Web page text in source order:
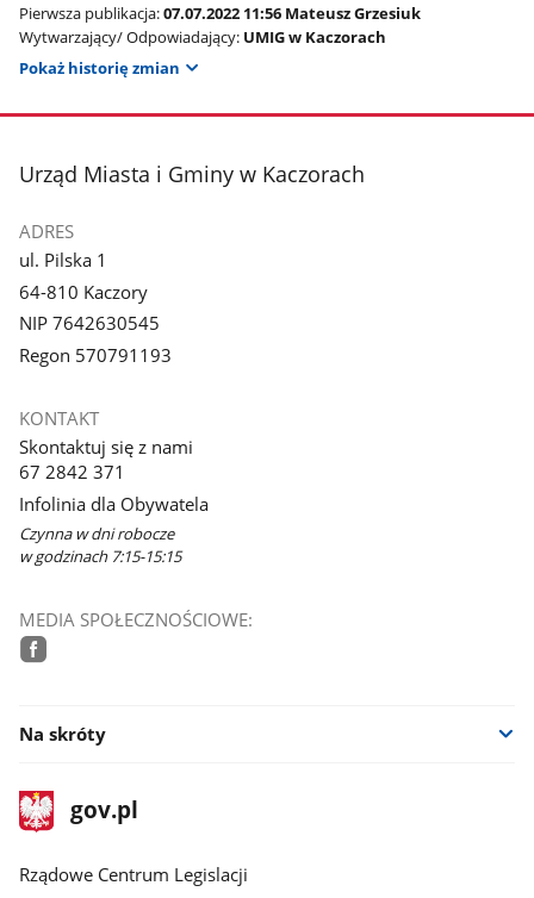
Pierwsza publikacja:07.07.2022 11:56 Mateusz Grzesiuk
Wytwarzający/ Odpowiadający: UMIG w Kaczorach
Pokaż historię zmian
stopka
Urząd Miasta i Gminy w Kaczorach
ADRES
ul. Pilska 1
64-810 Kaczory
NIP 7642630545
Regon 570791193
KONTAKT
Skontaktuj się z nami
67 2842 371
Infolinia dla Obywatela
Czynna w dni robocze
w godzinach 7:15-15:15
MEDIA SPOŁECZNOŚCIOWE:
Na skróty
stopka
gov.plStrona
gov.pl
Rządowe Centrum Legislacji